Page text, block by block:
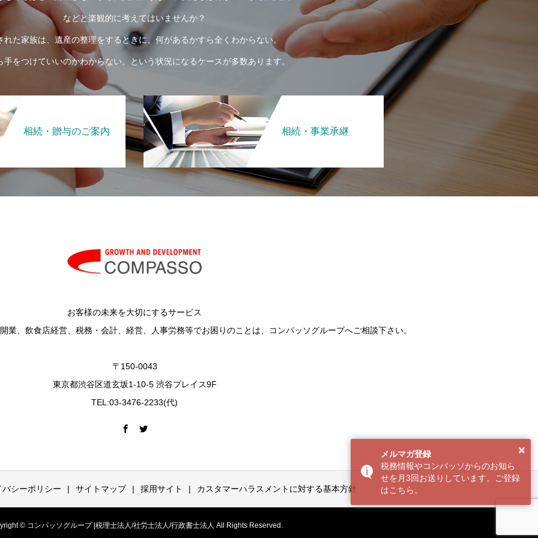
などと楽観的に考えてはいませんか？
れた家族は、遺産の整理をするときに、何があるかすら全くわからない。
手をつけていいのかわからない。という状況になるケースが多数あります。
相続・贈与のご案内 相続・事業承継
お客様の未来を大切にするサービス
業、飲食店経営、税務・会計、経営、人事労務等でお困りのことは、コンパッソグループへご相談下さい。
〒150-0043
東京都渋谷区道玄坂1-10-5 渋谷プレイス9F
TEL:03-3476-2233(代)
バシーポリシー サイトマップ 採用サイト カスタマーハラスメントに対する基本方針
© コンパッソグループ |税理士法人/社労士法人/行政書士法人 All Rights Reserved.
×
メルマガ登録
税務情報やコンパッソからのお知ら
せを月3回お送りしています。ご登録
はこちら。